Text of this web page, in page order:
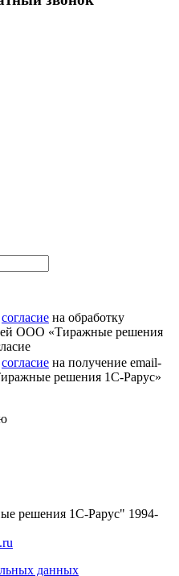
согласие на обработку
ООО «Тиражные решения
согласие на получение email-
решения 1С-Рарус»
решения 1С-Рарус" 1994-
данных